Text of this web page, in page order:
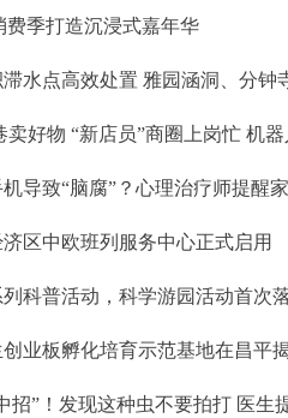
费季打造沉浸式嘉年华
水点高效处置 雅园涵洞、分钟
卖好物 “新店员”商圈上岗忙 机
导致“脑腐”？心理治疗师提醒
区中欧班列服务中心正式启用
科普活动，科学游园活动首次
业板孵化培育示范基地在昌平
招”！发现这种虫不要拍打 医生